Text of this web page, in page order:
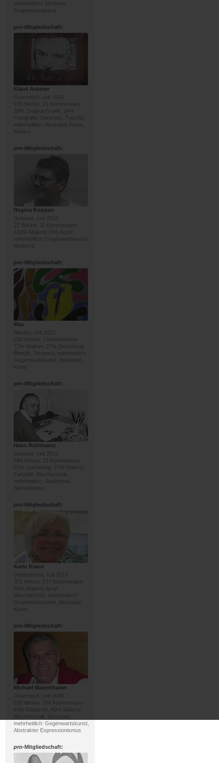
mehrheitlich: Moderne,
Gegenwartskunst
pro-Mitgliedschaft:
Klaus Ackerer
Österreich, seit 2009
970 Werke, 21 Kommentare
39% Original-Grafik, 24%
Fotografie; Diverses, Tusche;
mehrheitlich: Abstrakte Kunst,
Andere
pro-Mitgliedschaft:
Regina Köppen
Schweiz, seit 2012
22 Werke, 11 Kommentare
100% Malerei; Oel, Acryl;
mehrheitlich: Gegenwartskunst,
Moderne
pro-Mitgliedschaft:
Max
Mexiko, seit 2012
229 Werke, 7 Kommentare
72% Malerei, 27% Zeichnung;
Bleistift, Tempera; mehrheitlich:
Gegenwartskunst, Abstrakte
Kunst
pro-Mitgliedschaft:
Hans Rüttimann
Schweiz, seit 2013
594 Werke, 20 Kommentare
57% Zeichnung, 27% Malerei;
Farbstift, Mischtechnik;
mehrheitlich: Realismus,
Surrealismus
pro-Mitgliedschaft:
Karin Kraus
Deutschland, seit 2018
371 Werke, 577 Kommentare
99% Malerei; Acryl,
Mischtechnik; mehrheitlich:
Gegenwartskunst, Abstrakte
Kunst
pro-Mitgliedschaft:
Michael Maderthaner
Österreich, seit 2008
829 Werke, 356 Kommentare
54% Digital Art, 40% Malerei;
Mischtechnik, Diverses;
mehrheitlich: Gegenwartskunst,
Abstrakter Expressionismus
pro-Mitgliedschaft: